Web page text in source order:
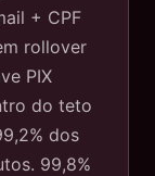
+ CPF
rollover
PIX
do teto
dos
99,8%